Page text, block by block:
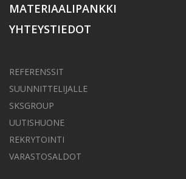
MATERIAALIPANKKI
YHTEYSTIEDOT
REFERENSSIT
SUUNNITTELIJALLE
SKSGROUP
UUTISHUONE
REKRYTOINTI
VARASTOSALDOT